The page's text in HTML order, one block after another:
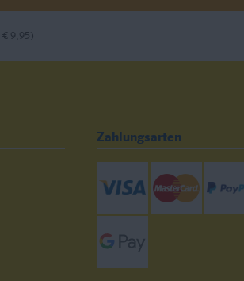
€ 9,95)
Zahlungsarten
Mastercard